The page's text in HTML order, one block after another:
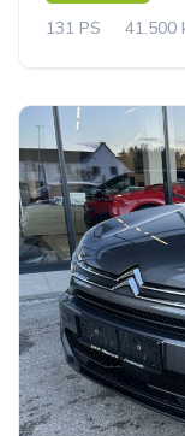
131 PS
41.500